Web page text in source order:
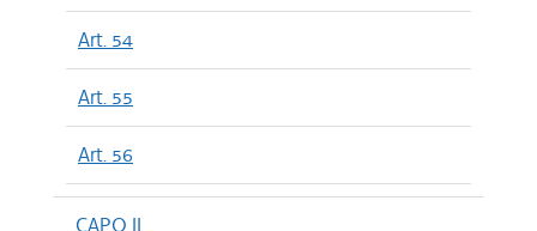
Art. 54
Art. 55
Art. 56
CAPO II